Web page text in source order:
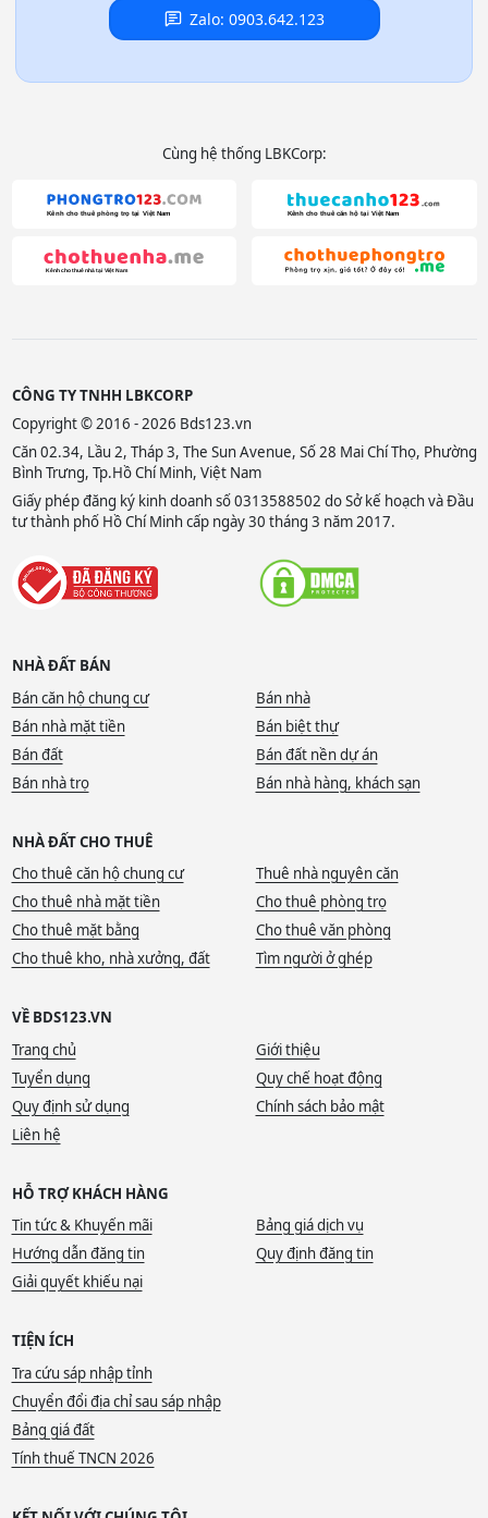
Zalo: 0903.642.123
Cùng hệ thống LBKCorp:
CÔNG TY TNHH LBKCORP
Copyright © 2016 - 2026 Bds123.vn
Căn 02.34, Lầu 2, Tháp 3, The Sun Avenue, Số 28 Mai Chí Thọ, Phường
Bình Trưng, Tp.Hồ Chí Minh, Việt Nam
Giấy phép đăng ký kinh doanh số 0313588502 do Sở kế hoạch và Đầu
tư thành phố Hồ Chí Minh cấp ngày 30 tháng 3 năm 2017.
NHÀ ĐẤT BÁN
Bán căn hộ chung cư
Bán nhà
Bán nhà mặt tiền
Bán biệt thự
Bán đất
Bán đất nền dự án
Bán nhà trọ
Bán nhà hàng, khách sạn
NHÀ ĐẤT CHO THUÊ
Cho thuê căn hộ chung cư
Thuê nhà nguyên căn
Cho thuê nhà mặt tiền
Cho thuê phòng trọ
Cho thuê mặt bằng
Cho thuê văn phòng
Cho thuê kho, nhà xưởng, đất
Tìm người ở ghép
VỀ BDS123.VN
Trang chủ
Giới thiệu
Tuyển dụng
Quy chế hoạt động
Quy định sử dụng
Chính sách bảo mật
Liên hệ
HỖ TRỢ KHÁCH HÀNG
Tin tức & Khuyến mãi
Bảng giá dịch vụ
Hướng dẫn đăng tin
Quy định đăng tin
Giải quyết khiếu nại
TIỆN ÍCH
Tra cứu sáp nhập tỉnh
Chuyển đổi địa chỉ sau sáp nhập
Bảng giá đất
Tính thuế TNCN 2026